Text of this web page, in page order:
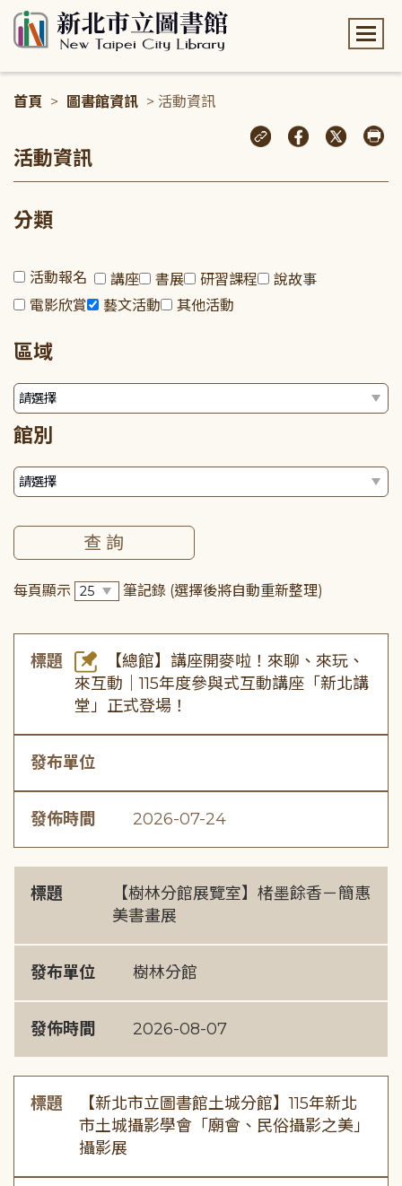
首頁 > 圖書館資訊 > 活動資訊
活動資訊
分類
活動報名 講座 書展 研習課程
說故事
電影欣賞
藝文活動 其他活動
區域
館別
每頁顯示 筆記錄 (選擇後將自動重新整理)
標題
【總館】講座開麥啦！來聊、來玩、
來互動｜115年度參與式互動講座「新北講
堂」正式登場！
發布單位
發佈時間 2026-07-24
標題
【樹林分館展覽室】楮墨餘香－簡惠
美書畫展
發布單位 樹林分館
發佈時間 2026-08-07
標題
【新北市立圖書館土城分館】115年新北
市土城攝影學會「廟會、民俗攝影之美」
攝影展